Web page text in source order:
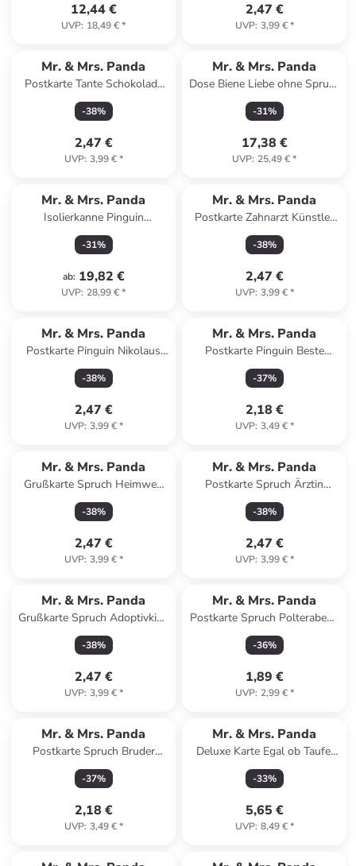
12,44 €
UVP: 18,49 €*
2,47 €
UVP: 3,99 €*
Mr. & Mrs. Panda
Postkarte Tante Schokolade
mit Spruch in Weiß
-38%
2,47 €
UVP: 3,99 €*
Mr. & Mrs. Panda
Dose Biene Liebe ohne Spruch
in Gelb Pastell
-31%
17,38 €
UVP: 25,49 €*
Mr. & Mrs. Panda
Isolierkanne Pinguin
Weihnachtsbaum ohne
Spruch in Transparent
-31%
ab: 19,82 €
UVP: 28,99 €*
Mr. & Mrs. Panda
Postkarte Zahnarzt Künstler
mit Spruch in Weiß
-38%
2,47 €
UVP: 3,99 €*
Mr. & Mrs. Panda
Postkarte Pinguin Nikolaus
mit Spruch in Weiß
-38%
2,47 €
UVP: 3,99 €*
Mr. & Mrs. Panda
Postkarte Pinguin Beste
Großeltern der Welt mit... in
Grau Pastell
-37%
2,18 €
UVP: 3,49 €*
Mr. & Mrs. Panda
Grußkarte Spruch Heimweh
überwinden Mut mit Spruch in
Meeresbrise
-38%
2,47 €
UVP: 3,99 €*
Mr. & Mrs. Panda
Postkarte Spruch Ärztin
Superheld mit Spruch in
Meeresbrise
-38%
2,47 €
UVP: 3,99 €*
Mr. & Mrs. Panda
Grußkarte Spruch Adoptivkind
von Herzen mit Spruch in
Weiß
-38%
2,47 €
UVP: 3,99 €*
Mr. & Mrs. Panda
Postkarte Spruch Polterabend
Spaß mit Spruch in
Meeresbrise
-36%
1,89 €
UVP: 2,99 €*
Mr. & Mrs. Panda
Postkarte Spruch Bruder
Superheld mit Spruch in Weiß
-37%
2,18 €
UVP: 3,49 €*
Mr. & Mrs. Panda
Deluxe Karte Egal ob Taufe,
Trauung oder Beerdi... in Grau
Pastell
-33%
5,65 €
UVP: 8,49 €*